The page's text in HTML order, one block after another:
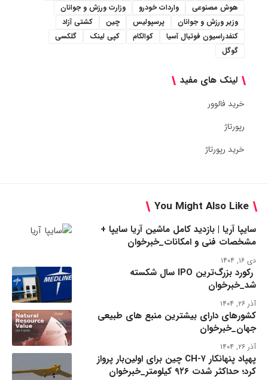
هوش مصنوعی
واردات خودرو
وزارت ورزش و جوانان
وزیر ورزش و جوانان
پرسپولیس چین
کشتی آزاد
کنفدراسیون فوتبال آسیا
کوالکام کپی لینک
گلکسی
گوگل
لینک های مفید
خرید فالوور
رپورتاژ
خرید رپورتاژ
You Might Also Like
سایپا آریا | بازدید کامل ماشین آریا سایپا +
مشخصات فنی و امکانات_خبرخوان
دی ۱۶, ۱۴۰۴
رکورد بزرگ‌ترین IPO سال شکسته
شد_خبرخوان
آذر ۲۶, ۱۴۰۴
کشورهای دارای بیشترین منبع های طبیعی
جهان_خبرخوان
آذر ۲۶, ۱۴۰۴
پهپاد پنهانکار CH-۷ چین برای اولین‌بار پرواز
کرد؛ حداکثر شدت ۹۲۶ کیلومتر_خبرخوان